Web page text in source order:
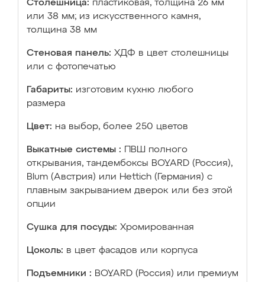
Столешница: пластиковая, толщина 26 мм
или 38 мм; из искусственного камня,
толщина 38 мм
Стеновая панель: ХДФ в цвет столешницы
или с фотопечатью
Габариты: изготовим кухню любого
размера
Цвет: на выбор, более 250 цветов
Выкатные системы :
ПВШ полного
открывания, тандембоксы BOYARD (Россия),
Blum (Австрия) или Hettich (Германия) с
плавным закрыванием дверок или без этой
опции
Сушка для посуды: Хромированная
Цоколь: в цвет фасадов или корпуса
Подъемники : BOYARD (Россия) или премиум